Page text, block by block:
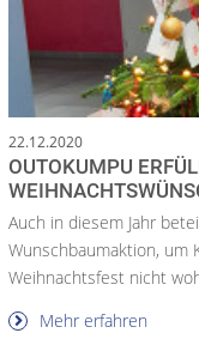
22.12.2020
OUTOKUMPU
Auch in diesem Jahr
Wunschbaumaktion, um
Weihnachtsfest nicht
Mehr erfahren